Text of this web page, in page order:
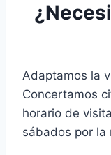
Adaptamos la
Concertamos
horario de
sábados por la